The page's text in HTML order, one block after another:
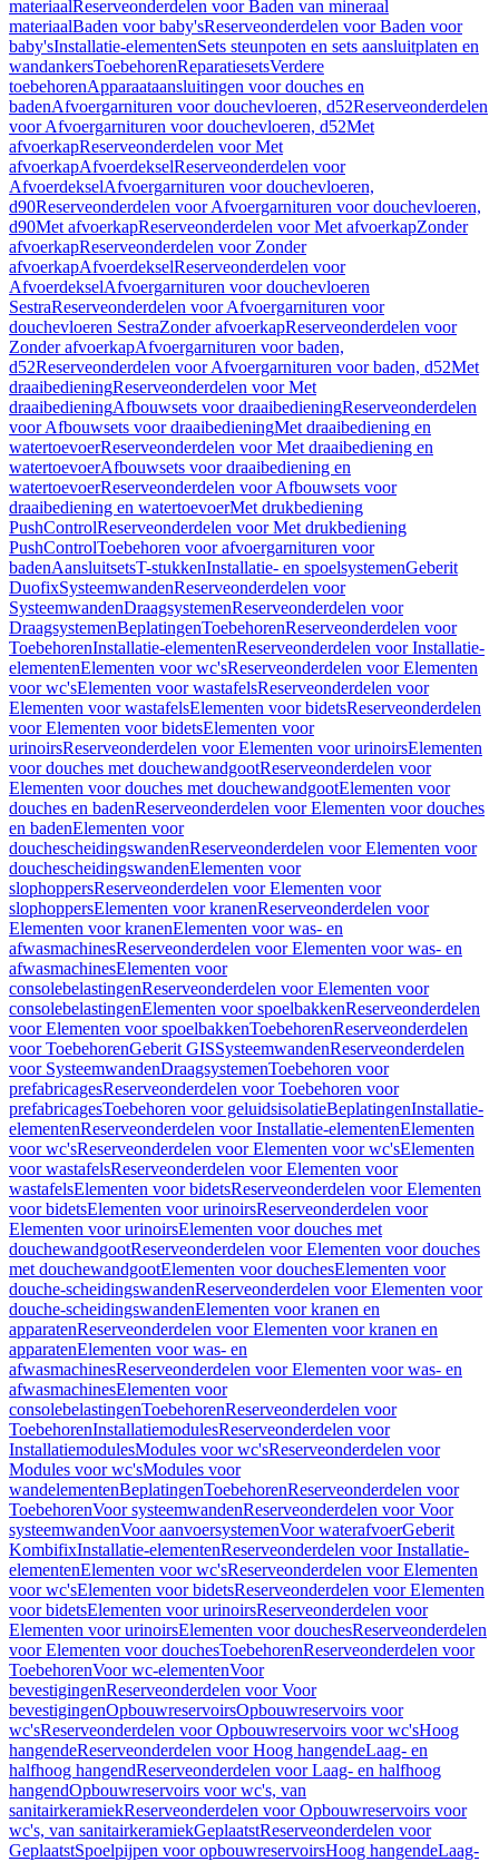
materiaalReserveonderdelen voor Baden van mineraal
materiaalBaden voor baby'sReserveonderdelen voor Baden voor
baby'sInstallatie-elementenSets steunpoten en sets aansluitplaten en
wandankersToebehorenReparatiesetsVerdere
toebehorenApparaataansluitingen voor douches en
badenAfvoergarnituren voor douchevloeren, d52Reserveonderdelen
voor Afvoergarnituren voor douchevloeren, d52Met
afvoerkapReserveonderdelen voor Met
afvoerkapAfvoerdekselReserveonderdelen voor
AfvoerdekselAfvoergarnituren voor douchevloeren,
d90Reserveonderdelen voor Afvoergarnituren voor douchevloeren,
d90Met afvoerkapReserveonderdelen voor Met afvoerkapZonder
afvoerkapReserveonderdelen voor Zonder
afvoerkapAfvoerdekselReserveonderdelen voor
AfvoerdekselAfvoergarnituren voor douchevloeren
SestraReserveonderdelen voor Afvoergarnituren voor
douchevloeren SestraZonder afvoerkapReserveonderdelen voor
Zonder afvoerkapAfvoergarnituren voor baden,
d52Reserveonderdelen voor Afvoergarnituren voor baden, d52Met
draaibedieningReserveonderdelen voor Met
draaibedieningAfbouwsets voor draaibedieningReserveonderdelen
voor Afbouwsets voor draaibedieningMet draaibediening en
watertoevoerReserveonderdelen voor Met draaibediening en
watertoevoerAfbouwsets voor draaibediening en
watertoevoerReserveonderdelen voor Afbouwsets voor
draaibediening en watertoevoerMet drukbediening
PushControlReserveonderdelen voor Met drukbediening
PushControlToebehoren voor afvoergarnituren voor
badenAansluitsetsT-stukkenInstallatie- en spoelsystemenGeberit
DuofixSysteemwandenReserveonderdelen voor
SysteemwandenDraagsystemenReserveonderdelen voor
DraagsystemenBeplatingenToebehorenReserveonderdelen voor
ToebehorenInstallatie-elementenReserveonderdelen voor Installatie-
elementenElementen voor wc'sReserveonderdelen voor Elementen
voor wc'sElementen voor wastafelsReserveonderdelen voor
Elementen voor wastafelsElementen voor bidetsReserveonderdelen
voor Elementen voor bidetsElementen voor
urinoirsReserveonderdelen voor Elementen voor urinoirsElementen
voor douches met douchewandgootReserveonderdelen voor
Elementen voor douches met douchewandgootElementen voor
douches en badenReserveonderdelen voor Elementen voor douches
en badenElementen voor
douchescheidingswandenReserveonderdelen voor Elementen voor
douchescheidingswandenElementen voor
slophoppersReserveonderdelen voor Elementen voor
slophoppersElementen voor kranenReserveonderdelen voor
Elementen voor kranenElementen voor was- en
afwasmachinesReserveonderdelen voor Elementen voor was- en
afwasmachinesElementen voor
consolebelastingenReserveonderdelen voor Elementen voor
consolebelastingenElementen voor spoelbakkenReserveonderdelen
voor Elementen voor spoelbakkenToebehorenReserveonderdelen
voor ToebehorenGeberit GISSysteemwandenReserveonderdelen
voor SysteemwandenDraagsystemenToebehoren voor
prefabricagesReserveonderdelen voor Toebehoren voor
prefabricagesToebehoren voor geluidsisolatieBeplatingenInstallatie-
elementenReserveonderdelen voor Installatie-elementenElementen
voor wc'sReserveonderdelen voor Elementen voor wc'sElementen
voor wastafelsReserveonderdelen voor Elementen voor
wastafelsElementen voor bidetsReserveonderdelen voor Elementen
voor bidetsElementen voor urinoirsReserveonderdelen voor
Elementen voor urinoirsElementen voor douches met
douchewandgootReserveonderdelen voor Elementen voor douches
met douchewandgootElementen voor douchesElementen voor
douche-scheidingswandenReserveonderdelen voor Elementen voor
douche-scheidingswandenElementen voor kranen en
apparatenReserveonderdelen voor Elementen voor kranen en
apparatenElementen voor was- en
afwasmachinesReserveonderdelen voor Elementen voor was- en
afwasmachinesElementen voor
consolebelastingenToebehorenReserveonderdelen voor
ToebehorenInstallatiemodulesReserveonderdelen voor
InstallatiemodulesModules voor wc'sReserveonderdelen voor
Modules voor wc'sModules voor
wandelementenBeplatingenToebehorenReserveonderdelen voor
ToebehorenVoor systeemwandenReserveonderdelen voor Voor
systeemwandenVoor aanvoersystemenVoor waterafvoerGeberit
KombifixInstallatie-elementenReserveonderdelen voor Installatie-
elementenElementen voor wc'sReserveonderdelen voor Elementen
voor wc'sElementen voor bidetsReserveonderdelen voor Elementen
voor bidetsElementen voor urinoirsReserveonderdelen voor
Elementen voor urinoirsElementen voor douchesReserveonderdelen
voor Elementen voor douchesToebehorenReserveonderdelen voor
ToebehorenVoor wc-elementenVoor
bevestigingenReserveonderdelen voor Voor
bevestigingenOpbouwreservoirsOpbouwreservoirs voor
wc'sReserveonderdelen voor Opbouwreservoirs voor wc'sHoog
hangendeReserveonderdelen voor Hoog hangendeLaag- en
halfhoog hangendReserveonderdelen voor Laag- en halfhoog
hangendOpbouwreservoirs voor wc's, van
sanitairkeramiekReserveonderdelen voor Opbouwreservoirs voor
wc's, van sanitairkeramiekGeplaatstReserveonderdelen voor
GeplaatstSpoelpijpen voor opbouwreservoirsHoog hangendeLaag-